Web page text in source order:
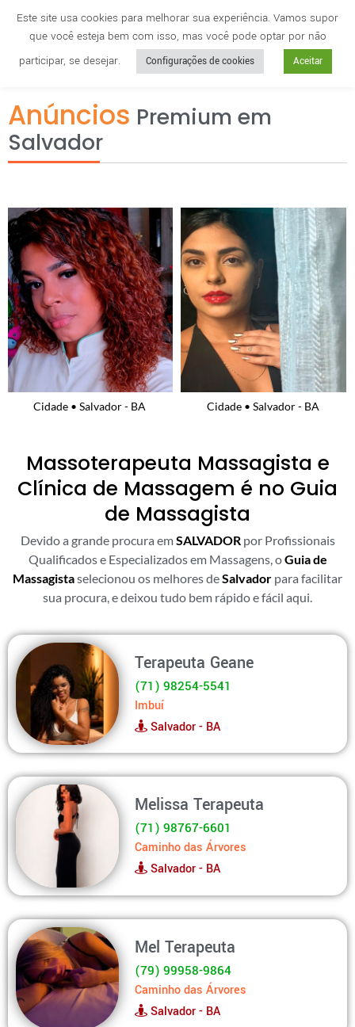
Cidade anuncie
Anúncios Premium em
Salvador
Cidade • Salvador - BA Cidade • Salvador - BA
Massoterapeuta Massagista e
Clínica de Massagem é no Guia
de Massagista
Devido a grande procura emSALVADORpor Profissionais
Qualificados e Especializados em Massagens, oGuia de
Massagistaselecionou os melhores deSalvador para facilitar
sua procura, e deixou tudo bem rápido e fácil aqui.
Terapeuta Geane
(71) 98254-5541
Imbuí
Salvador - BA
Melissa Terapeuta
(71) 98767-6601
Caminho das Árvores
Salvador - BA
Mel Terapeuta
(79) 99958-9864
Caminho das Árvores
Salvador - BA
Este site usa cookies para melhorar sua experiência. Vamos supor
que você esteja bem com isso, mas você pode optar por não
participar, se desejar.
Configurações de cookies Aceitar